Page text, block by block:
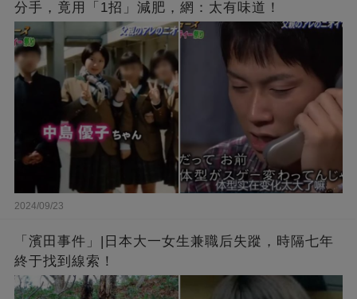
分手，竟用「1招」減肥，網：太有味道！
2024/09/23
「濱田事件」|日本大一女生兼職后失蹤，時隔七年
終于找到線索！